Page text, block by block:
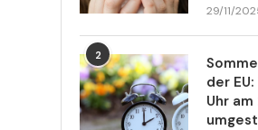
29/11/
2
der
Uhr am